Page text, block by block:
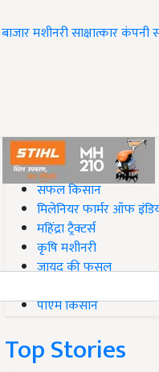
बाजारमशीनरीसाक्षात्कारकंपनी
#Top on Krishi Jagran
सफल किसान
मिलेनियर फार्मर ऑफ
महिंद्रा ट्रैक्टर्स
कृषि मशीनरी
जायद की फसल
पीएम किसान
Top Stories